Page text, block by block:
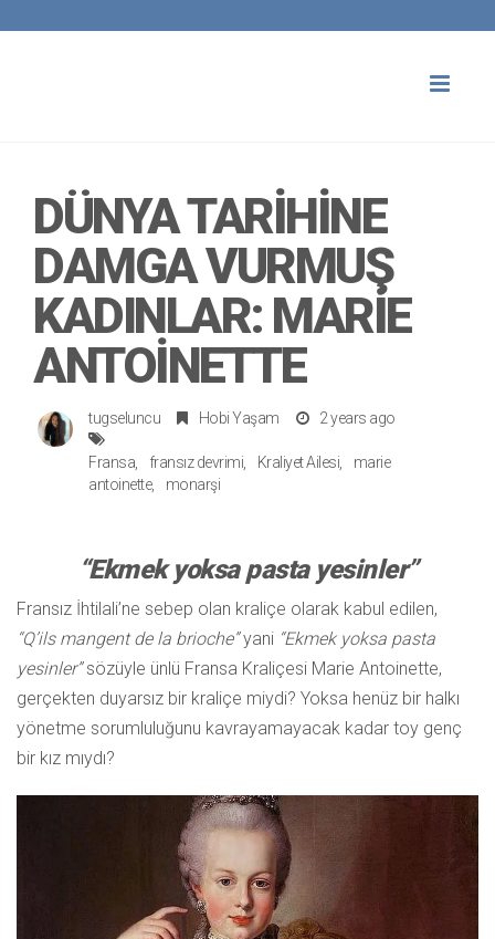
DÜNYA TARIHINE
DAMGA VURMUŞ
KADINLAR: MARIE
ANTOINETTE
tugseluncu Hobi Yaşam 2 years ago
Fransa fransız devrimi Kraliyet Ailesi
marie
antoinette
monarşi
“Ekmek yoksa pasta yesinler”
Fransız İhtilali’ne sebep olan kraliçe olarak kabul edilen,
“Q’ils mangent de la brioche”yani “Ekmek yoksa pasta
yesinler”sözüyle ünlü Fransa Kraliçesi Marie Antoinette,
gerçekten duyarsız bir kraliçe miydi? Yoksa henüz bir halkı
yönetme sorumluluğunu kavrayamayacak kadar toy genç
bir kız mıydı?